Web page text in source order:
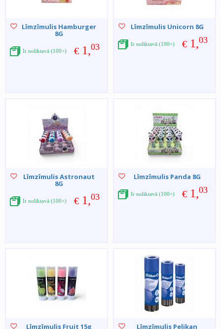
Līmzīmulis Hamburger
8G
€ 1,03
Ir noliktavā (100+)
Līmzīmulis Unicorn 8G
€ 1,03
Ir noliktavā (100+)
Līmzīmulis Astronaut
8G
€ 1,03
Ir noliktavā (100+)
Līmzīmulis Panda 8G
€ 1,03
Ir noliktavā (100+)
Līmzīmulis Fruit 15g Līmzīmulis Pelikan